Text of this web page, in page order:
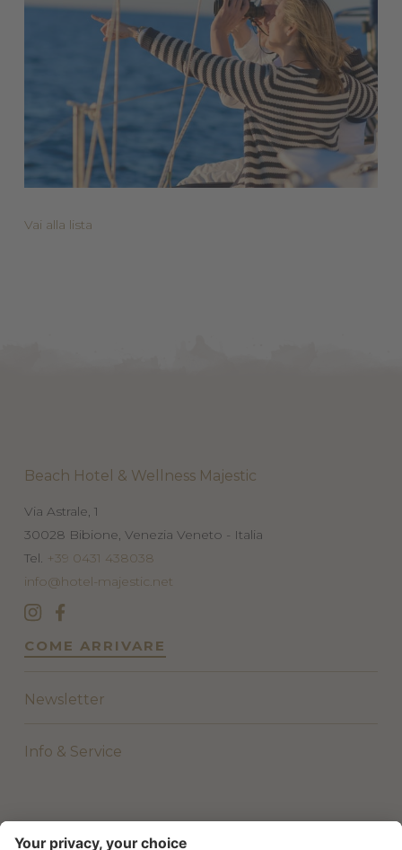
Vai alla lista
Beach Hotel & Wellness Majestic
Via Astrale, 1
30028 Bibione, Venezia Veneto - Italia
Tel. +39 0431 438038
info@hotel-majestic.net
COME ARRIVARE
Newsletter
Info & Service